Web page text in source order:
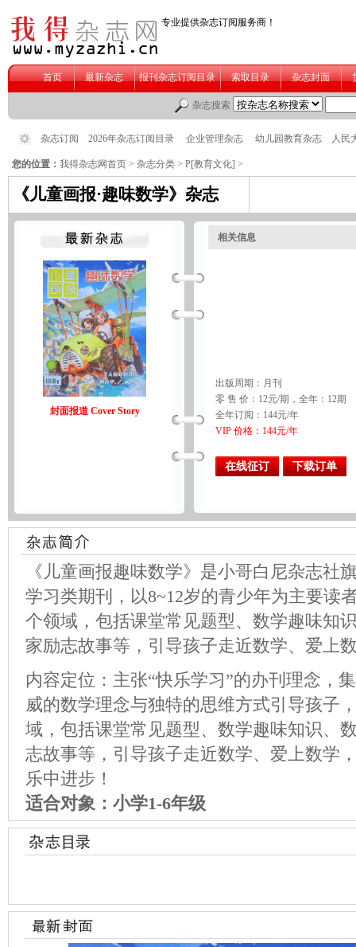
您的位置： 我得杂志网首页 > 杂志分类 > P[教育文化] >
《儿童画报·趣味数学》杂志
封面报道 Cover Story
相关信息
出版周期：月刊
零 售 价：12元/期，全年：12期
全年订阅：144元/年
VIP 价格：144元/年
在线征订 下载订单
《儿童画报趣味数学》是小哥白尼杂志社
学习类期刊，以8~12岁的青少年为主要读
个领域，包括课堂常见题型、数学趣味知
家励志故事等，引导孩子走近数学、爱上
内容定位：主张“快乐学习”的办刊理念，
威的数学理念与独特的思维方式引导孩子
域，包括课堂常见题型、数学趣味知识、
志故事等，引导孩子走近数学、爱上数学
乐中进步！
适合对象：小学1-6年级